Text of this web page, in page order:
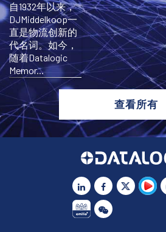
自1932年以来，
DJMiddelkoop一
直是物流创新的
代名词。如今，
随着Datalogic
Memor...
查看所有